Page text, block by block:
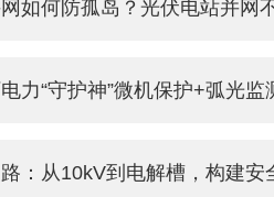
如何防孤岛？光伏电站并网
力“守护神”微机保护+弧光
：从10kV到电解槽，构建安